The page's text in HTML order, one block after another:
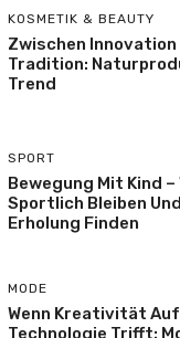
KOSMETIK & BEAUTY
Zwischen Innovation
Tradition:
Trend
SPORT
Bewegung Mit Kind –
Sportlich Bleiben
Erholung Finden
MODE
Wenn Kreativität Auf
Technologie Trifft: